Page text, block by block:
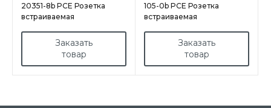
20351-8b PCE Розетка
встраиваемая
фланец 75х75 мм гибкое
Заказать
товар
105-0b PCE Розетка
встраиваемая
подкл. сзади синяя
Заказать
товар